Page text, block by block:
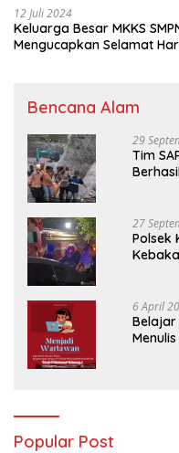
12 Juli 2024
Keluarga Besar MKKS
Mengucapkan Selamat Hari Koperasi Nasional Ke 77 Tahun
Bencana Alam
29
Tim
27
Polsek
6 April
Belajar
Popular Post